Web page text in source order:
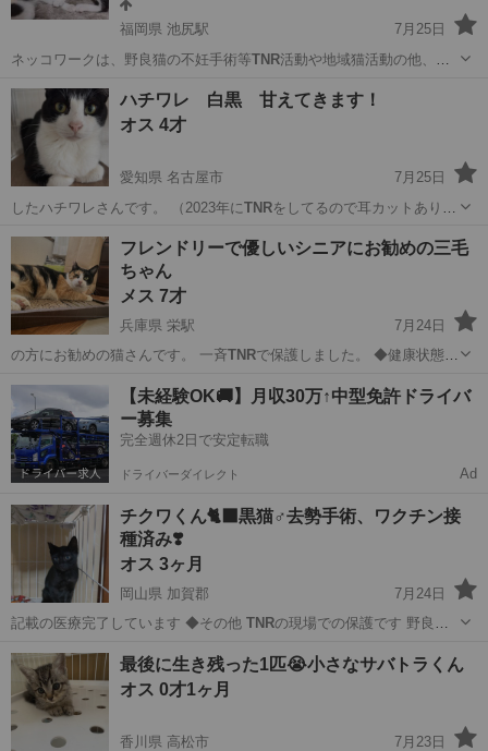
福岡県 池尻駅
7月25日
ネッコワークは、野良猫の不妊手術等TNR活動や地域猫活動の他、
福岡 田川市 猫 ワクチン
ハチワレ 白黒 甘えてきます！
オス 4才
愛知県 名古屋市
7月25日
したハチワレさんです。 （2023年にTNRをしてるので耳カットあり）
愛知 名古屋市 猫
フレンドリーで優しいシニアにお勧めの三毛
ちゃん
メス 7才
兵庫県 栄駅
7月24日
の方にお勧めの猫さんです。 一斉TNRで保護しました。 ◆健康状態
兵庫 神戸市 栄駅 猫 ワクチン
【未経験OK🚚】月収30万↑中型免許ドライバ
ー募集
完全週休2日で安定転職
ドライバーダイレクト Ad
チクワくん🐈‍⬛黒猫♂去勢手術、ワクチン接
種済み❣️
オス 3ヶ月
岡山県 加賀郡
7月24日
記載の医療完了しています ◆その他 TNRの現場での保護です 野良猫
岡山 加賀郡 去勢手術
最後に生き残った1匹😭小さなサバトラくん
オス 0才1ヶ月
香川県 高松市
7月23日